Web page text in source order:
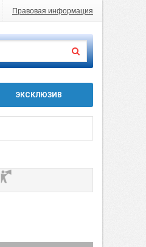
Правовая информация
ЭКСКЛЮЗИВ